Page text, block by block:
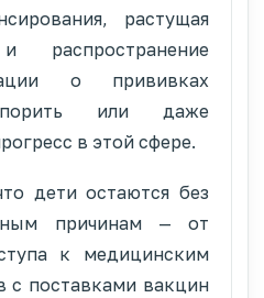
растущая
распространение
о прививках
или даже
в этой сфере.
дети остаются без
причинам — от
к медицинским
с поставками вакцин